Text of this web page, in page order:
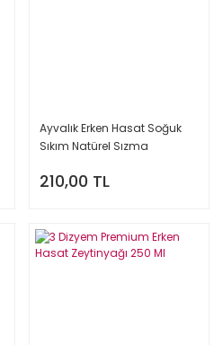
Ayvalık Erken Hasat Soğuk
Sıkım Natürel Sızma
210,00 TL